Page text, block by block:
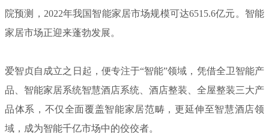
院预测，2022年我国智能家居市场规模可达6515.6亿元。智能
家居市场正迎来蓬勃发展。
爱智贞自成立之日起，便专注于“智能”领域，凭借全卫智能产
品、智能家居系统智慧酒店系统、酒店整装、全屋整装三大产
品体系，不仅全面覆盖智能家居范畴，更延伸至智慧酒店领
域，成为智能千亿市场中的佼佼者。